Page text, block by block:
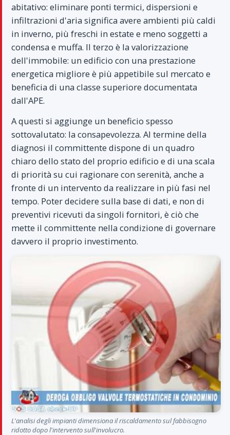
abitativo: eliminare ponti termici, dispersioni e
infiltrazioni d'aria significa avere ambienti più caldi
in inverno, più freschi in estate e meno soggetti a
condensa e muffa. Il terzo è la valorizzazione
dell'immobile: un edificio con una prestazione
energetica migliore è più appetibile sul mercato e
beneficia di una classe superiore documentata
dall'APE.
A questi si aggiunge un beneficio spesso
sottovalutato: la consapevolezza. Al termine della
diagnosi il committente dispone di un quadro
chiaro dello stato del proprio edificio e di una scala
di priorità su cui ragionare con serenità, anche a
fronte di un intervento da realizzare in più fasi nel
tempo. Poter decidere sulla base di dati, e non di
preventivi ricevuti da singoli fornitori, è ciò che
mette il committente nella condizione di governare
davvero il proprio investimento.
L'analisi degli impianti dimensiona il riscaldamento sul fabbisogno
ridotto dopo l'intervento sull'involucro.